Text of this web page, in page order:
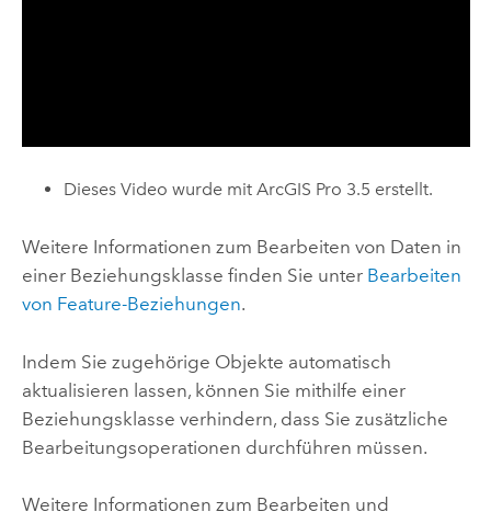
Dieses Video wurde mitArcGIS Pro 3.5 erstellt.
Weitere Informationen zum Bearbeiten von Daten in
einer Beziehungsklasse finden Sie unter Bearbeiten
von Feature-Beziehungen.
Indem Sie zugehörige Objekte automatisch
aktualisieren lassen, können Sie mithilfe einer
Beziehungsklasse verhindern, dass Sie zusätzliche
Bearbeitungsoperationen durchführen müssen.
Weitere Informationen zum Bearbeiten und